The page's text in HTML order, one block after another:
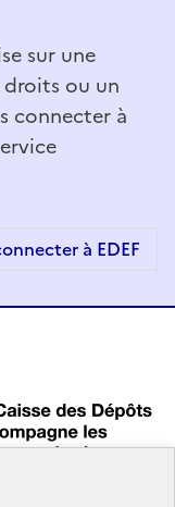
sur une
ou un
connecter à
à EDEF